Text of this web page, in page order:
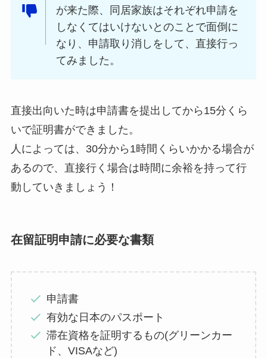
が来た際、同居家族はそれぞれ申請を
しなくてはいけないとのことで面倒に
なり、申請取り消しをして、直接行っ
てみました。
直接出向いた時は申請書を提出してから15分くら
いで証明書ができました。
人によっては、30分から1時間くらいかかる場合が
あるので、直接行く場合は時間に余裕を持って行
動していきましょう！
在留証明申請に必要な書類
申請書
有効な日本のパスポート
滞在資格を証明するもの(グリーンカー
ド、VISAなど)